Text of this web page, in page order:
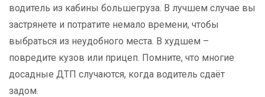
водитель из кабины большегруза. В лучшем случае вы
застрянете и потратите немало времени, чтобы
выбраться из неудобного места. В худшем –
повредите кузов или прицеп. Помните, что многие
досадные ДТП случаются, когда водитель сдаёт
задом.